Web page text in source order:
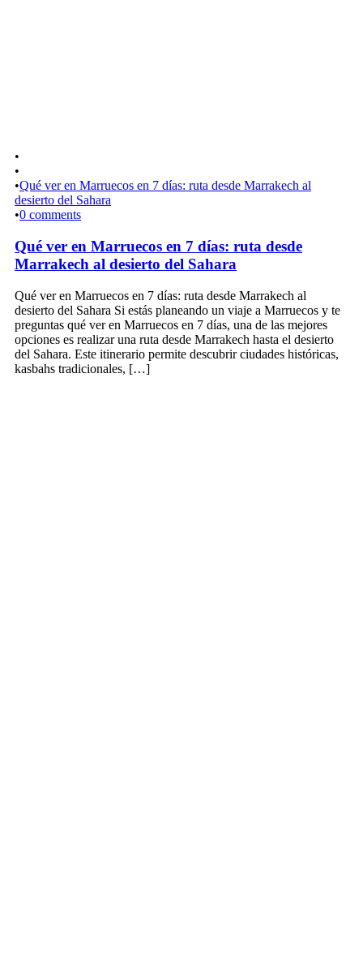
•
•
•Qué ver en Marruecos en 7 días: ruta desde Marrakech al
desierto del Sahara
•0 comments
Qué ver en Marruecos en 7 días: ruta desde
Marrakech al desierto del Sahara
Qué ver en Marruecos en 7 días: ruta desde Marrakech al
desierto del Sahara Si estás planeando un viaje a Marruecos y te
preguntas qué ver en Marruecos en 7 días, una de las mejores
opciones es realizar una ruta desde Marrakech hasta el desierto
del Sahara. Este itinerario permite descubrir ciudades históricas,
kasbahs tradicionales, […]